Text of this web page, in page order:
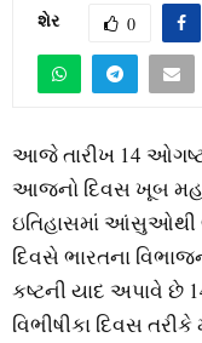
શેર 0
આજે તારીખ 14
આજનો દિવસ ખૂબ
ઇતિહાસમાં આંસુઓથી
દિવસે ભારતના
કષ્ટની યાદ અપાવે છે
વિભીષીકા દિવસ